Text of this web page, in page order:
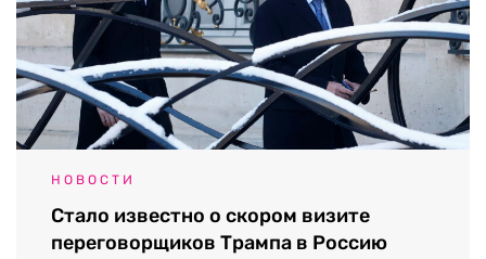
НОВОСТИ
Стало известно о скором визите
переговорщиков Трампа в Россию